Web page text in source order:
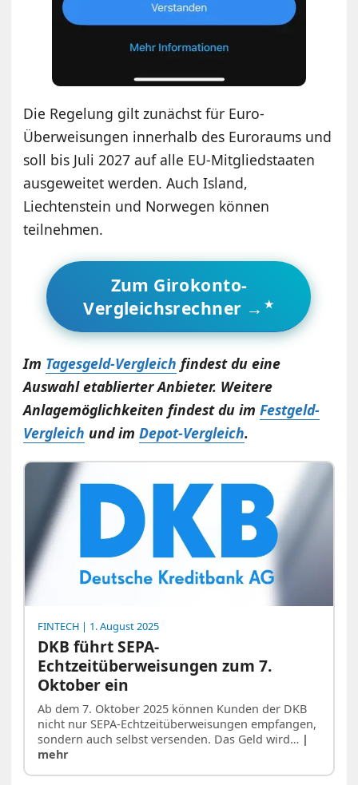
Die Regelung gilt zunächst für Euro-
Überweisungen innerhalb des Euroraums und
soll bis Juli 2027 auf alle EU-Mitgliedstaaten
ausgeweitet werden. Auch Island,
Liechtenstein und Norwegen können
teilnehmen.
Zum Girokonto-
Vergleichsrechner →
Im Tagesgeld-Vergleich findest du eine
Auswahl etablierter Anbieter. Weitere
Anlagemöglichkeiten findest du imFestgeld-
Vergleich und imDepot-Vergleich.
FINTECH | 1. August 2025
DKB führt SEPA-
Echtzeitüberweisungen zum 7.
Oktober ein
Ab dem 7. Oktober 2025 können Kunden der DKB
nicht nur SEPA-Echtzeitüberweisungen empfangen,
sondern auch selbst versenden. Das Geld wird… |
mehr